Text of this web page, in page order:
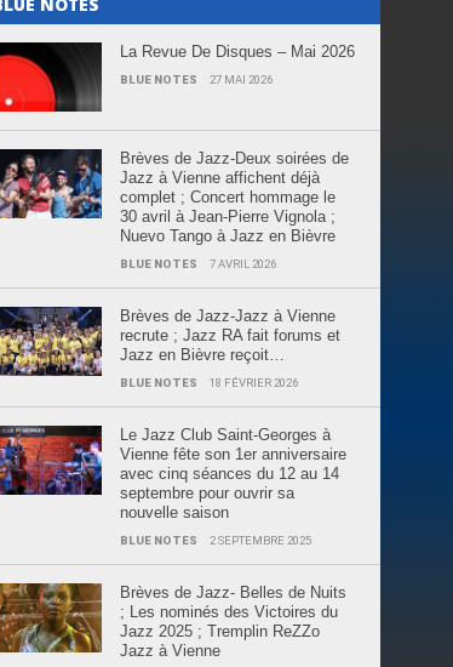
La Revue De Disques – Mai 2026
BLUE NOTES 27 MAI 2026
Brèves de Jazz-Deux soirées de
Jazz à Vienne affichent déjà
complet ; Concert hommage le
30 avril à Jean-Pierre Vignola ;
Nuevo Tango à Jazz en Bièvre
BLUE NOTES 7 AVRIL 2026
Brèves de Jazz-Jazz à Vienne
recrute ; Jazz RA fait forums et
Jazz en Bièvre reçoit…
BLUE NOTES 18 FÉVRIER 2026
Le Jazz Club Saint-Georges à
Vienne fête son 1er anniversaire
avec cinq séances du 12 au 14
septembre pour ouvrir sa
nouvelle saison
BLUE NOTES 2 SEPTEMBRE 2025
Brèves de Jazz- Belles de Nuits
; Les nominés des Victoires du
Jazz 2025 ; Tremplin ReZZo
Jazz à Vienne